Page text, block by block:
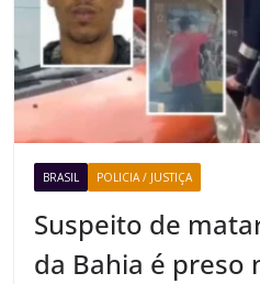
BRASIL POLICIA / JUSTIÇA
Suspeito de
da Bahia é preso